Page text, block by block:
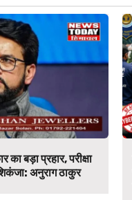
का बड़ा प्रहार, परीक्षा
अनुराग ठाकुर